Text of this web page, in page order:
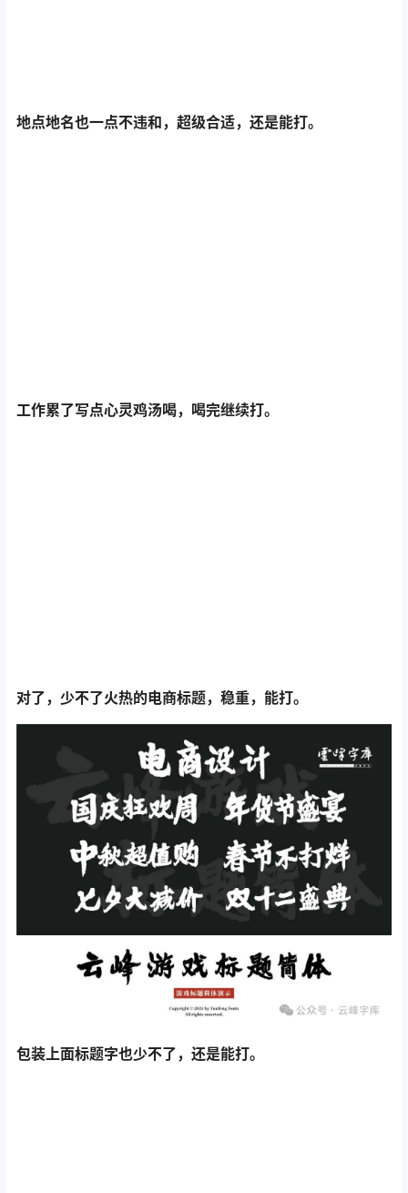
地点地名也一点不违和，超级合适，还是能打。
工作累了写点心灵鸡汤喝，喝完继续打。
对了，少不了火热的电商标题，稳重，能打。
包装上面标题字也少不了，还是能打。